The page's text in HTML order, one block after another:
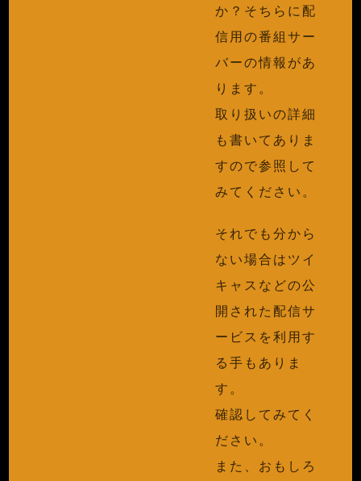
か？そちらに配
信用の番組サー
バーの情報があ
ります。
取り扱いの詳細
も書いてありま
すので参照して
みてください。
それでも分から
ない場合はツイ
キャスなどの公
開された配信サ
ービスを利用す
る手もありま
す。
確認してみてく
ださい。
また、おもしろ